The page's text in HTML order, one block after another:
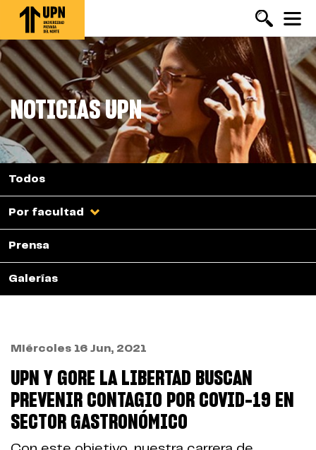
Pasar
contenido
principal
NOTICIAS UPN
Todos
Por facultad
Prensa
Galerías
Miércoles 16 Jun, 2021
UPN Y GORE LA LIBERTAD BUSCAN
PREVENIR CONTAGIO POR COVID-19 EN
SECTOR GASTRONÓMICO